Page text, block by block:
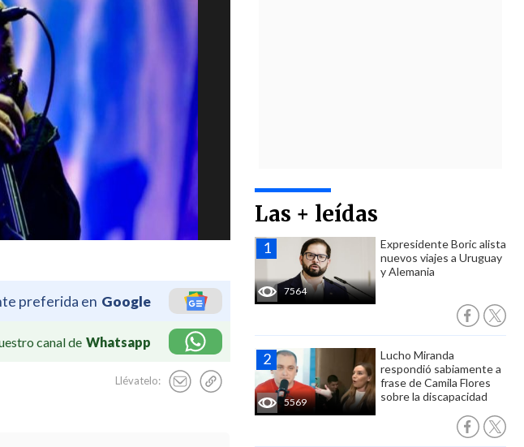
preferida en Google
canal de Whatsapp
Llévatelo:
Las + leídas
7564
Expresidente Boric alista
nuevos viajes a Uruguay
y Alemania
5569
Lucho Miranda
respondió sabiamente a
frase de Camila Flores
sobre la discapacidad